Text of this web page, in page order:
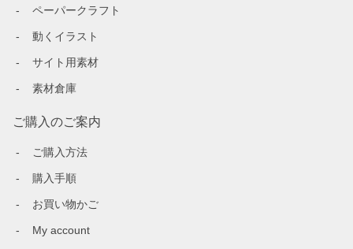
ペーパークラフト
動くイラスト
サイト用素材
素材倉庫
ご購入のご案内
ご購入方法
購入手順
お買い物かご
My account